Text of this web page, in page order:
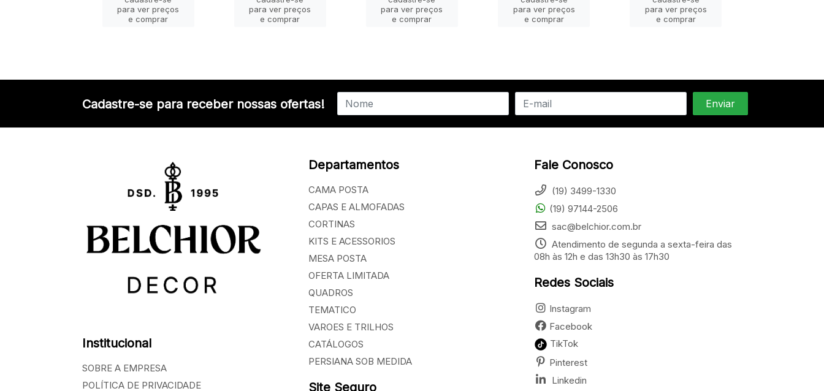
para ver preços
e comprar
para ver preços
e comprar
para ver preços
e comprar
para ver preços
e comprar
para ver preços
e comprar
Cadastre-se para receber nossas ofertas!
Institucional
SOBRE A EMPRESA
POLÍTICA DE PRIVACIDADE
Departamentos
CAMA POSTA
CAPAS E ALMOFADAS
CORTINAS
KITS E ACESSORIOS
MESA POSTA
OFERTA LIMITADA
QUADROS
TEMATICO
VAROES E TRILHOS
CATÁLOGOS
PERSIANA SOB MEDIDA
Site Seguro
Fale Conosco
(19) 3499-1330
(19) 97144-2506
sac@belchior.com.br
Atendimento de segunda a sexta-feira das
08h às 12h e das 13h30 às 17h30
Redes Sociais
Instagram
Facebook
TikTok
Pinterest
Linkedin